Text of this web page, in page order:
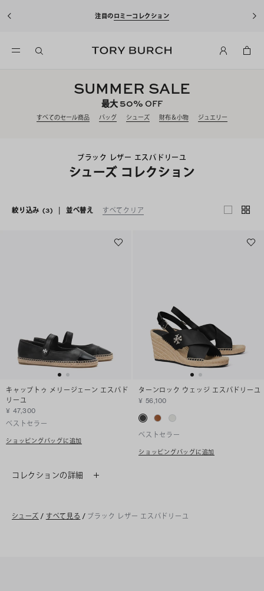
注目のロミーコレクション
SUMMER SALE
最大50% OFF
すべてのセール商品 バッグ シューズ 財布＆小物 ジュエリー
ブラック レザー エスパドリーユ
シューズ コレクション
絞り込み (3) | 並べ替え すべてクリア
キャップトゥ メリージェーン エスパド
リーユ
¥ 47,300
ベストセラー
ショッピングバッグに追加
ターンロック ウェッジ エスパドリーユ
¥ 56,100
ベストセラー
ショッピングバッグに追加
コレクションの詳細
シューズ / すべて見る / ブラック レザー エスパドリーユ